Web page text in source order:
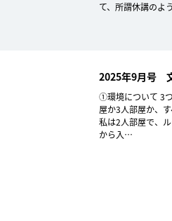
て、所謂休講のよ
2025年9月号
①環境について 3
屋か3人部屋か、
私は2人部屋で、
から入…